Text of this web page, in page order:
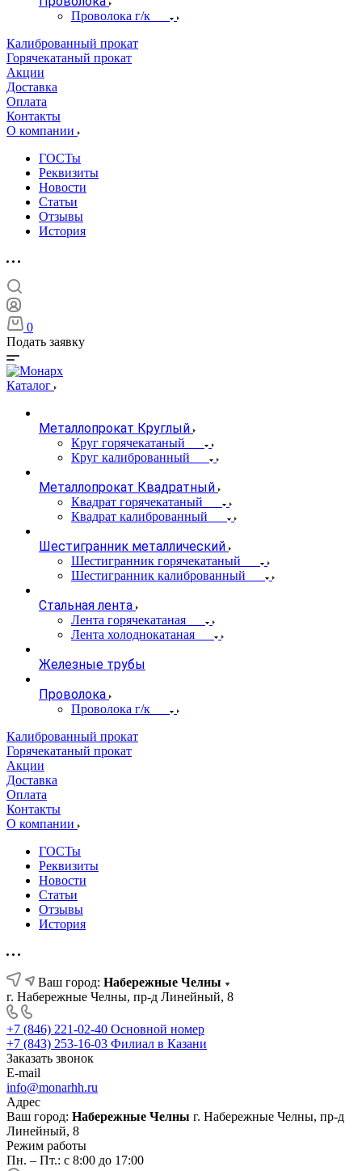
Проволока г/к
Калиброванный прокат
Горячекатаный прокат
Акции
Доставка
Оплата
Контакты
О компании
ГОСТы
Реквизиты
Новости
Статьи
Отзывы
История
0
Подать заявку
Каталог
Металлопрокат Круглый
Круг горячекатаный
Круг калиброванный
Металлопрокат Квадратный
Квадрат горячекатаный
Квадрат калиброванный
Шестигранник металлический
Шестигранник горячекатаный
Шестигранник калиброванный
Стальная лента
Лента горячекатаная
Лента холоднокатаная
Железные трубы
Проволока
Проволока г/к
Калиброванный прокат
Горячекатаный прокат
Акции
Доставка
Оплата
Контакты
О компании
ГОСТы
Реквизиты
Новости
Статьи
Отзывы
История
Ваш город: Набережные Челны
г. Набережные Челны, пр-д Линейный, 8
+7 (846) 221-02-40 Основной номер
+7 (843) 253-16-03 Филиал в Казани
Заказать звонок
E-mail
info@monarhh.ru
Адрес
Ваш город: Набережные Челны г. Набережные Челны, пр-д
Линейный, 8
Режим работы
Пн. – Пт.: с 8:00 до 17:00